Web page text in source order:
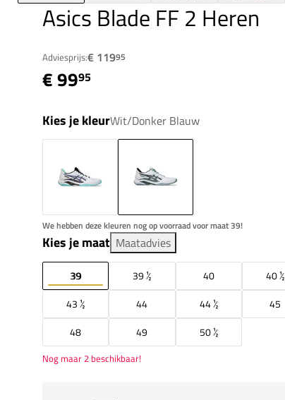
Asics Blade FF 2 Heren
Adviesprijs:€ 11995
€ 9995
Kies je kleurWit/Donker Blauw
We hebben deze kleuren nog op voorraad voor maat 39!
Kies je maat Maatadvies
39 39 ½ 40 40 ½
43 ½
44 44 ½ 45
48
49 50 ½
Nog maar 2 beschikbaar!